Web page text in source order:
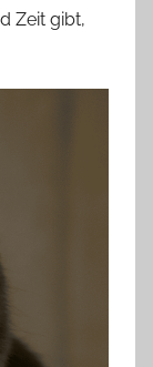
Zeit gibt,